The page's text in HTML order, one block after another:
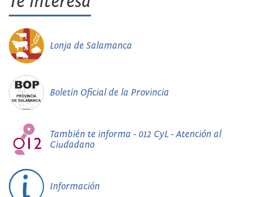
Lonja de Salamanca
Boletín Oficial de la Provincia
También te informa - 012 CyL - Atención al
Ciudadano
Información